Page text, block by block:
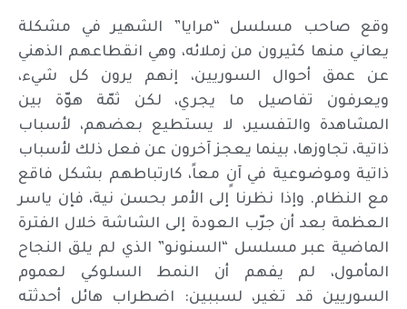
وقع صاحب مسلسل “مرايا” الشهير في مشكلة
يعاني منها كثيرون من زملائه، وهي انقطاعهم الذهني
عن عمق أحوال السوريين، إنهم يرون كل شيء،
ويعرفون تفاصيل ما يجري، لكن ثمّة هوّة بين
المشاهدة والتفسير، لا يستطيع بعضهم، لأسباب
ذاتية، تجاوزها، بينما يعجز آخرون عن فعل ذلك لأسباب
ذاتية وموضوعية في آنٍ معاً، كارتباطهم بشكل فاقع
مع النظام. وإذا نظرنا إلى الأمر بحسن نية، فإن ياسر
العظمة بعد أن جرّب العودة إلى الشاشة خلال الفترة
الماضية عبر مسلسل “السنونو” الذي لم يلق النجاح
المأمول، لم يفهم أن النمط السلوكي لعموم
السوريين قد تغير، لسببين: اضطراب هائل أحدثته